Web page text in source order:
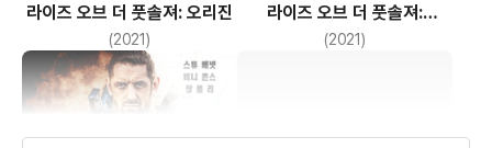
라이즈 오브 더 풋솔져: 오리진
(2021)
라이즈 오브 더 풋솔져:
오리진스
(2021)